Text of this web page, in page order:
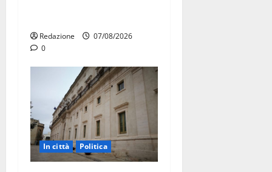
Redazione
07/08/2026
0
In città Politica